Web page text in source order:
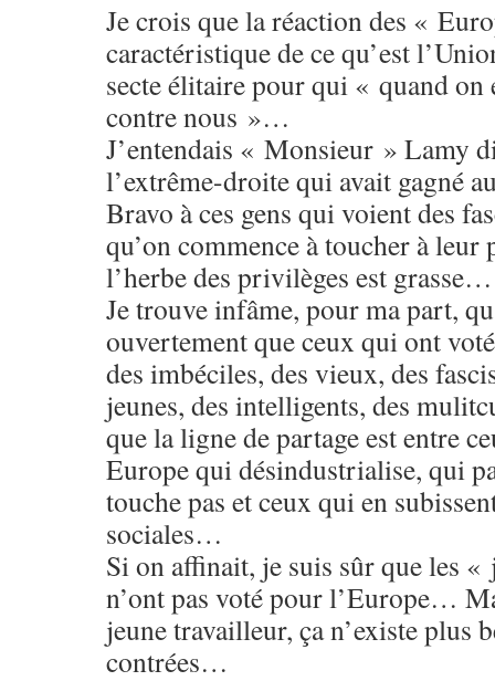
Je crois que la réaction des «
caractéristique de ce qu’est
secte élitaire pour qui « quand on
contre nous »…
J’entendais « Monsieur » Lamy
l’extrême-droite qui avait gagné
Bravo à ces gens qui voient des
qu’on commence à toucher à leur
l’herbe des privilèges est grasse…
Je trouve infâme, pour ma part,
ouvertement que ceux qui ont
des imbéciles, des vieux, des
jeunes, des intelligents, des
que la ligne de partage est entre
Europe qui désindustrialise, qui
touche pas et ceux qui en
sociales…
Si on affinait, je suis sûr que les
n’ont pas voté pour l’Europe…
jeune travailleur, ça n’existe plus
contrées…